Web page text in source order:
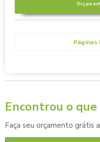
Encontrou o
Faça seu orçamento grátis